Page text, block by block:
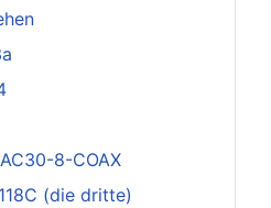
8-COAX
(die dritte)